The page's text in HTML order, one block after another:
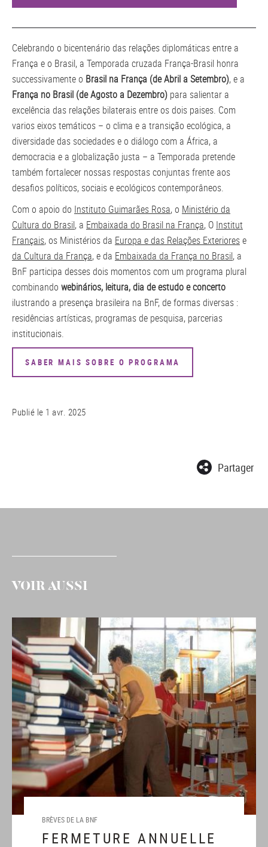
Celebrando o bicentenário das relações diplomáticas entre a
França e o Brasil, a Temporada cruzada França-Brasil honra
successivamente o Brasil na França (de Abril a Setembro), e a
França no Brasil (de Agosto a Dezembro) para salientar a
excelência das relações bilaterais entre os dois paises. Com
varios eixos temáticos – o clima e a transição ecológica, a
diversidade das sociedades e o diálogo com a África, a
democracia e a globalização justa – a Temporada pretende
também fortalecer nossas respostas conjuntas frente aos
desafios políticos, sociais e ecológicos contemporâneos.
Com o apoio do Instituto Guimarães Rosa, o Ministério da
Cultura do Brasil, a Embaixada do Brasil na França, O Institut
Français, os Ministérios da Europa e das Relações Exteriorese
da Cultura da França, e da Embaixada da França no Brasil, a
BnF participa desses dois momentos com um programa plural
combinando webinários, leitura, dia de estudo e concerto
ilustrando a presença brasileira na BnF, de formas diversas :
residências artísticas, programas de pesquisa, parcerias
institucionais.
SABER MAIS SOBRE O PROGRAMA
Publié le 1 avr. 2025
Partager
VOIR AUSSI
BRÈVES DE LA BNF
FERMETURE ANNUELLE